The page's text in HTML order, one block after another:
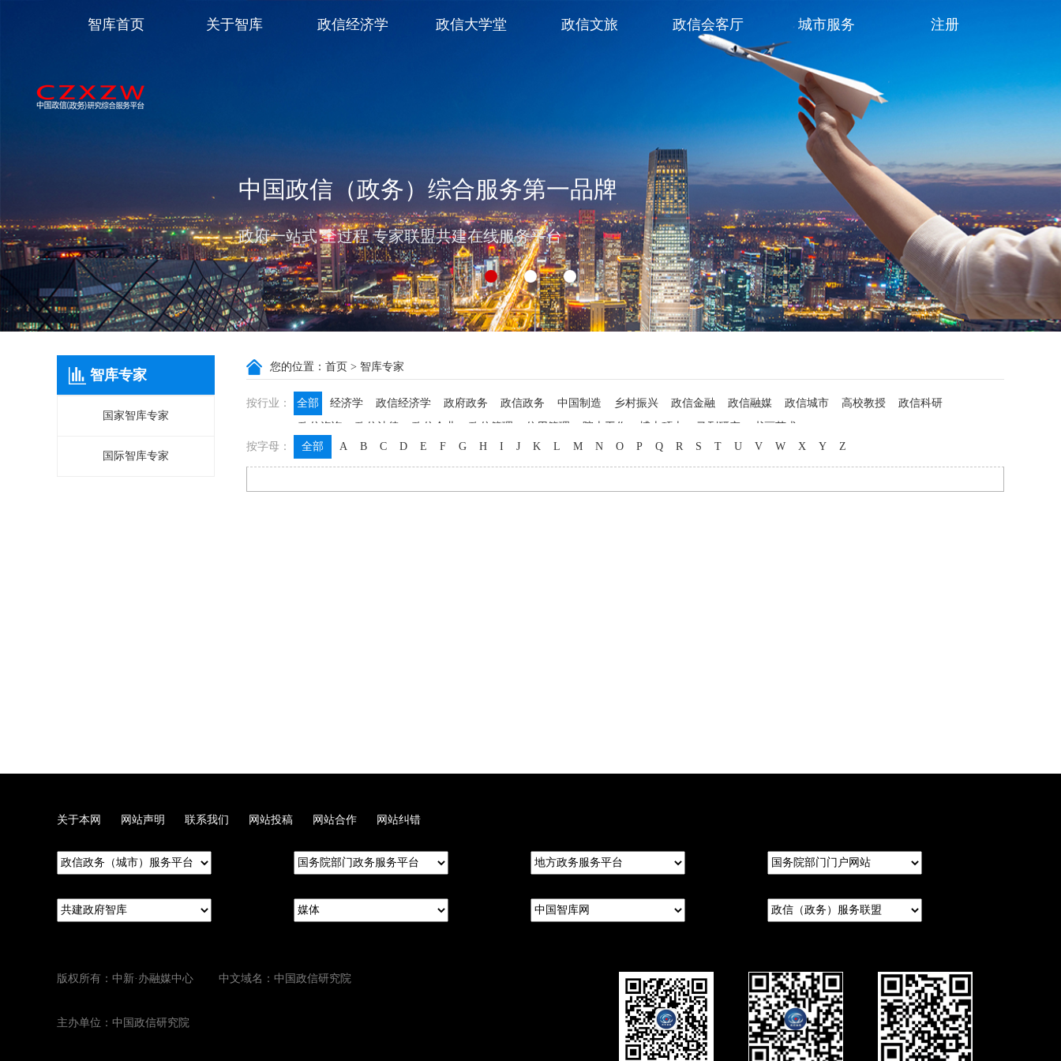
中国政信（政务）综合服务第一品牌
政府一站式 全过程 专家联盟共建在线服务平台
智库首页 关于智库 政信经济学 政信大学堂 政信文旅 政信会客厅 城市服务 注册
智库专家
国家智库专家
国际智库专家
您的位置： 首页 > 智库专家
按行业： 全部 经济学 政信经济学 政府政务 政信政务 中国制造 乡村振兴 政信金融 政信融媒 政信城市 高校教授
政信科研
政信咨询
政信法律 政信企业 政信管理 信用管理 院士工作 博士硕士 马列研究
书画艺术
按字母：
全部 A B C D E F G H I J K L M N O P Q R S T U V W X Y Z
关于本网 网站声明 联系我们 网站投稿 网站合作 网站纠错
版权所有：中新·办融媒中心 中文域名：中国政信研究院
主办单位：中国政信研究院